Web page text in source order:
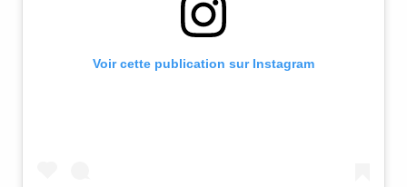
Voir cette publication sur Instagram